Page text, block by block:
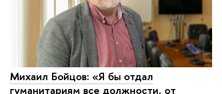
Михаил Бойцов: «Я бы отдал
гуманитариям все должности, от